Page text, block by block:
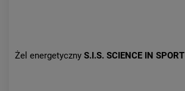
Żel energetyczny S.I.S. SCIENCE IN SPORT